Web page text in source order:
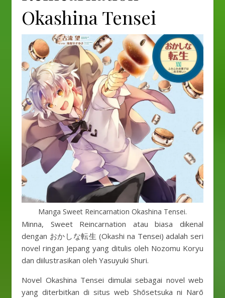
Okashina Tensei
Manga Sweet Reincarnation Okashina Tensei.
Minna, Sweet Reincarnation atau biasa dikenal
dengan おかしな転生 (Okashi na Tensei) adalah seri
novel ringan Jepang yang ditulis oleh Nozomu Koryu
dan diilustrasikan oleh Yasuyuki Shuri.
Novel Okashina Tensei dimulai sebagai novel web
yang diterbitkan di situs web Shōsetsuka ni Narō